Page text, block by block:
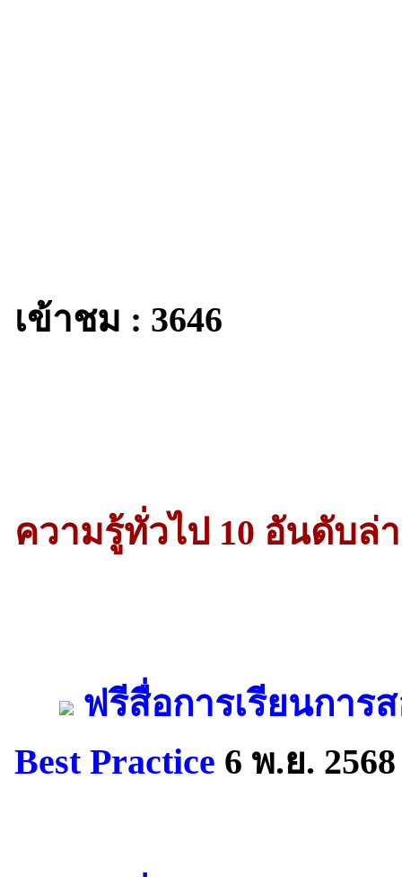
เข้าชม : 3646
ความรู้ทั่วไป 10 อันดับล่
ฟรีสื่อการเรียนการ
Best Practice 6 พ.ย. 2568